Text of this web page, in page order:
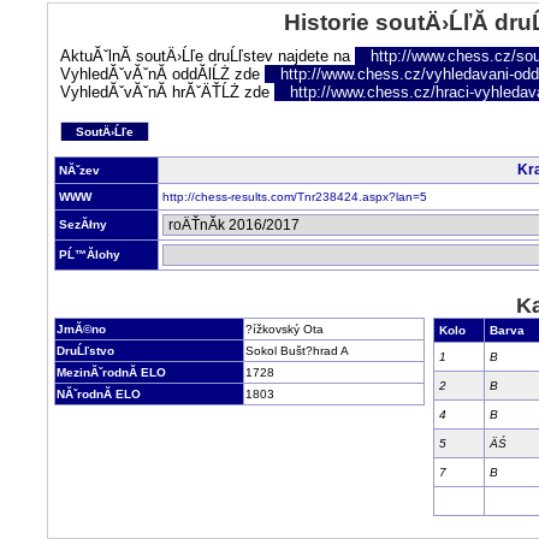
Historie soutÄ›ĹľĂ­
AktuĂˇlnĂ­ soutÄ›Ĺľe druĹľstev najdete na
http://www.chess.cz/
VyhledĂˇvĂˇnĂ­ oddĂ­lĹŻ zde
http://www.chess.cz/vyhledavani-
VyhledĂˇvĂˇnĂ­ hrĂˇÄŤĹŻ zde
http://www.chess.cz/hraci-
SoutÄ›Ĺľe
NĂˇzev
WWW http://chess-results.com/Tnr238424.aspx?lan=5
SezĂłny
PĹ™Ă­lohy
JmĂ©no
?ížkovský Ota
DruĹľstvo
Sokol Bušt?hrad A
MezinĂˇrodnĂ­ ELO
1728
NĂˇrodnĂ­ ELO
1803
Kolo
Barva
1
B
2 B
4 B
5 ÄŚ
7 B